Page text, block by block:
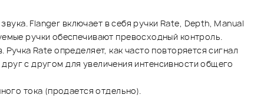
Flanger включает в себя ручки Rate, Depth, Manual
ручки обеспечивают превосходный контроль.
Rate определяет, как часто повторяется сигнал
с другом для увеличения интенсивности общего
тока (продается отдельно).